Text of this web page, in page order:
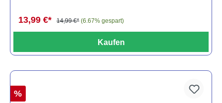
13,99 €* 14,99 €* (6.67% gespart)
Kaufen
%